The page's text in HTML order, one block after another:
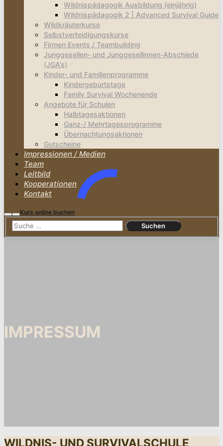
Wildnispädagogik Ausbildung (einjährig)
Wildnispädagogik 2 | Advanced Survival Guide
Wildkräuterkurse
Selbstverteidigungskurse
Firmen Events / Teambuilding
Junggesellen- und Junggesellinnen-Abschiede
(JGA’s)
Kinder- und Familienprogramme
Kindergeburtstage
Family Survival Wochenende
Angebote für Schulen
Halbtagesaktionen
Ganz-/ Mehrtagesprogramme
Übernachtungsaktionen
Gutscheine
Impressionen / Medien
Team
Leitbild
Kooperationen
Kontakt
Suchen
Hauptmenü
Kurs online buchen
IMPRESSUM
WILDNIS- UND SURVIVALSCHULE